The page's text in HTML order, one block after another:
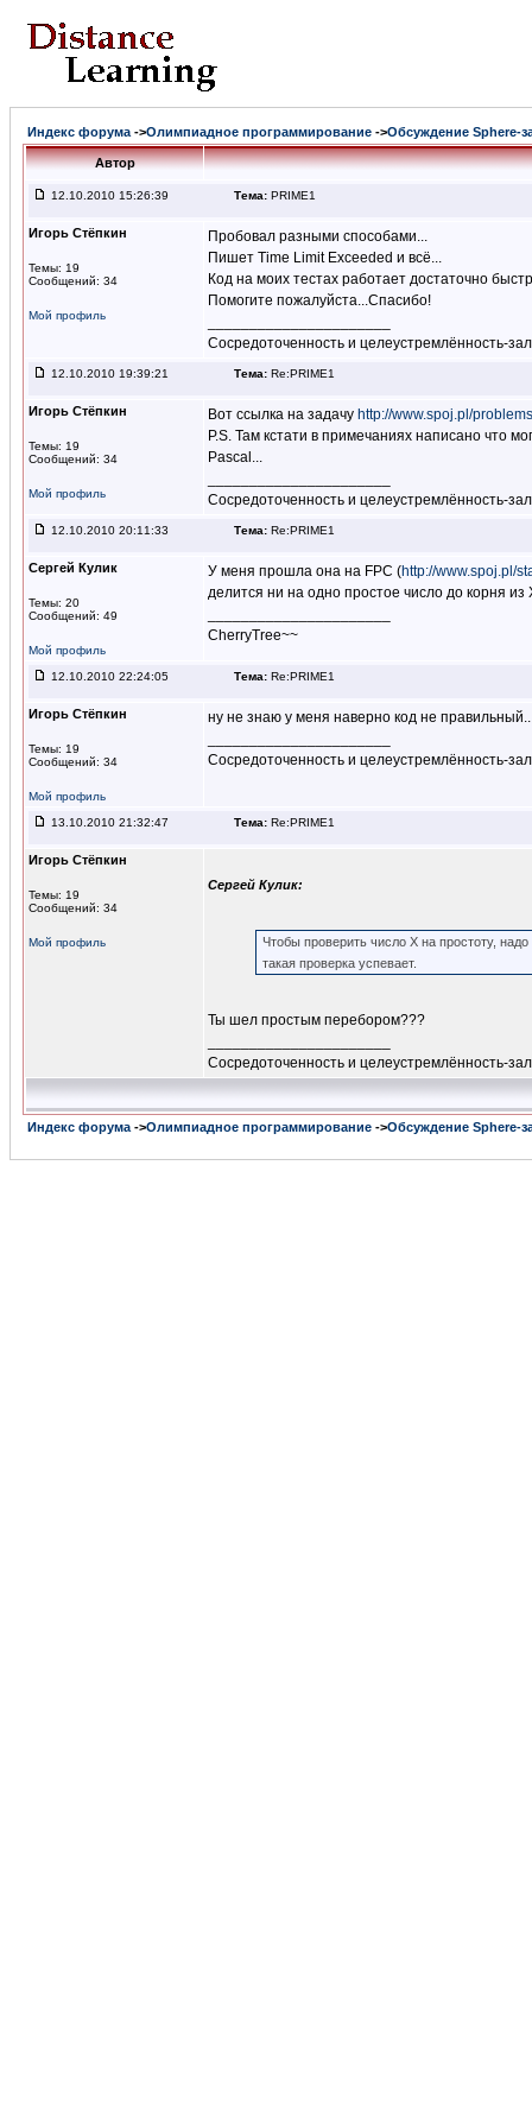
Индекс форума ->Олимпиадное программирование ->Обсуждение Sphere-
Автор
12.10.2010 15:26:39 Тема: PRIME1
Игорь Стёпкин
Темы: 19
Сообщений: 34
Мой профиль
Пробовал разными способами...
Пишет Time Limit Exceeded и всё...
Код на моих тестах работает достаточно
Помогите пожалуйста...Спасибо!
Сосредоточенность и целеустремлённость-
12.10.2010 19:39:21 Тема: Re:PRIME1
Игорь Стёпкин
Темы: 19
Сообщений: 34
Мой профиль
Вот ссылка на задачу http://www.spoj.pl/
P.S. Там кстати в примечаниях написано что
Pascal...
Сосредоточенность и целеустремлённость-
12.10.2010 20:11:33 Тема: Re:PRIME1
Сергей Кулик
Темы: 20
Сообщений: 49
Мой профиль
У меня прошла она на FPC (http://www.spoj.pl/
делится ни на одно простое число до корня из
CherryTree~~
12.10.2010 22:24:05 Тема: Re:PRIME1
Игорь Стёпкин
Темы: 19
Сообщений: 34
Мой профиль
ну не знаю у меня наверно код не
Сосредоточенность и целеустремлённость-
13.10.2010 21:32:47 Тема: Re:PRIME1
Игорь Стёпкин
Темы: 19
Сообщений: 34
Мой профиль
Сергей Кулик:
Чтобы проверить число X на простоту,
такая проверка успевает.
Ты шел простым перебором???
Сосредоточенность и целеустремлённость-
Индекс форума ->Олимпиадное программирование ->Обсуждение Sphere-